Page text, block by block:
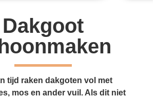
Dakgoot
tijd raken dakgoten vol met
mos en ander vuil. Als dit niet